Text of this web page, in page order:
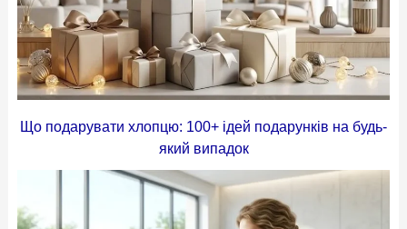
Що подарувати хлопцю: 100+ ідей подарунків на будь-
який випадок